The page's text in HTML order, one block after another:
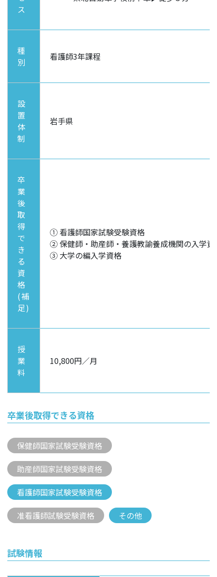
ス
種
別
看護師3年課程
設
置
体
制
岩手県
卒
業
後
取
得
で
き
る
資
格
(補
足)
① 看護師国家試験受験資格
② 保健師・助産師・養護教諭養成機関の入学資
③ 大学の編入学資格
授
業
料
10,800円／月
卒業後取得できる資格
保健師国家試験受験資格
助産師国家試験受験資格
看護師国家試験受験資格
准看護師試験受験資格
その他
試験情報